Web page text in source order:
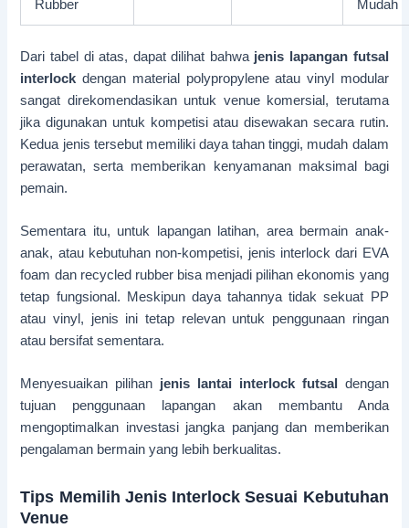
Rubber
Mudah
Dari tabel di atas, dapat dilihat bahwa jenis lapangan futsal
interlock dengan material polypropylene atau vinyl modular
sangat direkomendasikan untuk venue komersial, terutama
jika digunakan untuk kompetisi atau disewakan secara rutin.
Kedua jenis tersebut memiliki daya tahan tinggi, mudah dalam
perawatan, serta memberikan kenyamanan maksimal bagi
pemain.
Sementara itu, untuk lapangan latihan, area bermain anak-
anak, atau kebutuhan non-kompetisi, jenis interlock dari EVA
foam dan recycled rubber bisa menjadi pilihan ekonomis yang
tetap fungsional. Meskipun daya tahannya tidak sekuat PP
atau vinyl, jenis ini tetap relevan untuk penggunaan ringan
atau bersifat sementara.
Menyesuaikan pilihan jenis lantai interlock futsal
dengan
tujuan penggunaan lapangan akan membantu Anda
mengoptimalkan investasi jangka panjang dan memberikan
pengalaman bermain yang lebih berkualitas.
Tips Memilih Jenis Interlock Sesuai Kebutuhan
Venue